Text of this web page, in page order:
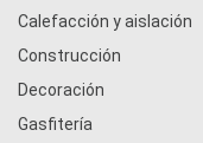
Calefacción y aislación
Construcción
Decoración
Gasfitería